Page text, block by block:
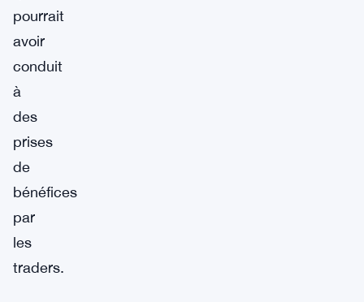
pourrait
avoir
conduit
à
des
prises
de
bénéfices
par
les
traders.